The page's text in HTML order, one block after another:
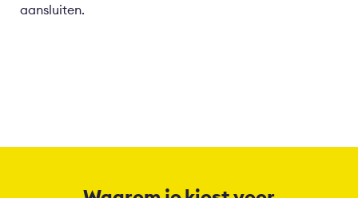
aansluiten.